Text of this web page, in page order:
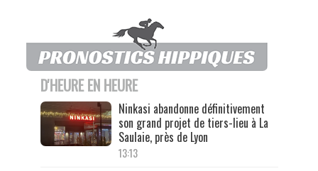
D'HEURE EN HEURE
Ninkasi abandonne définitivement
son grand projet de tiers-lieu à La
Saulaie, près de Lyon
13:13